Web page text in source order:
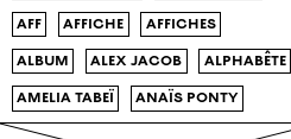
aff
affiche
affiches
album
alex jacob
alphabête
amelia tabeï
anaïs ponty